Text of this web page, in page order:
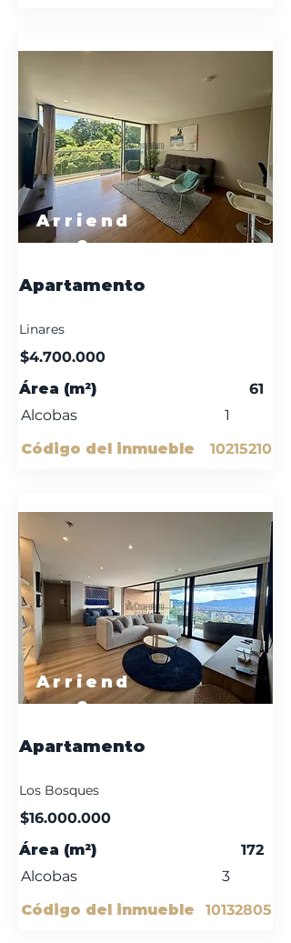
Arriend
o
Apartamento
Linares
$4.700.000
61
Área (m²)
Alcobas
1
Código del inmueble
10215210
Arriend
o
Apartamento
Los Bosques
$16.000.000
172
Área (m²)
Alcobas
3
Código del inmueble
10132805